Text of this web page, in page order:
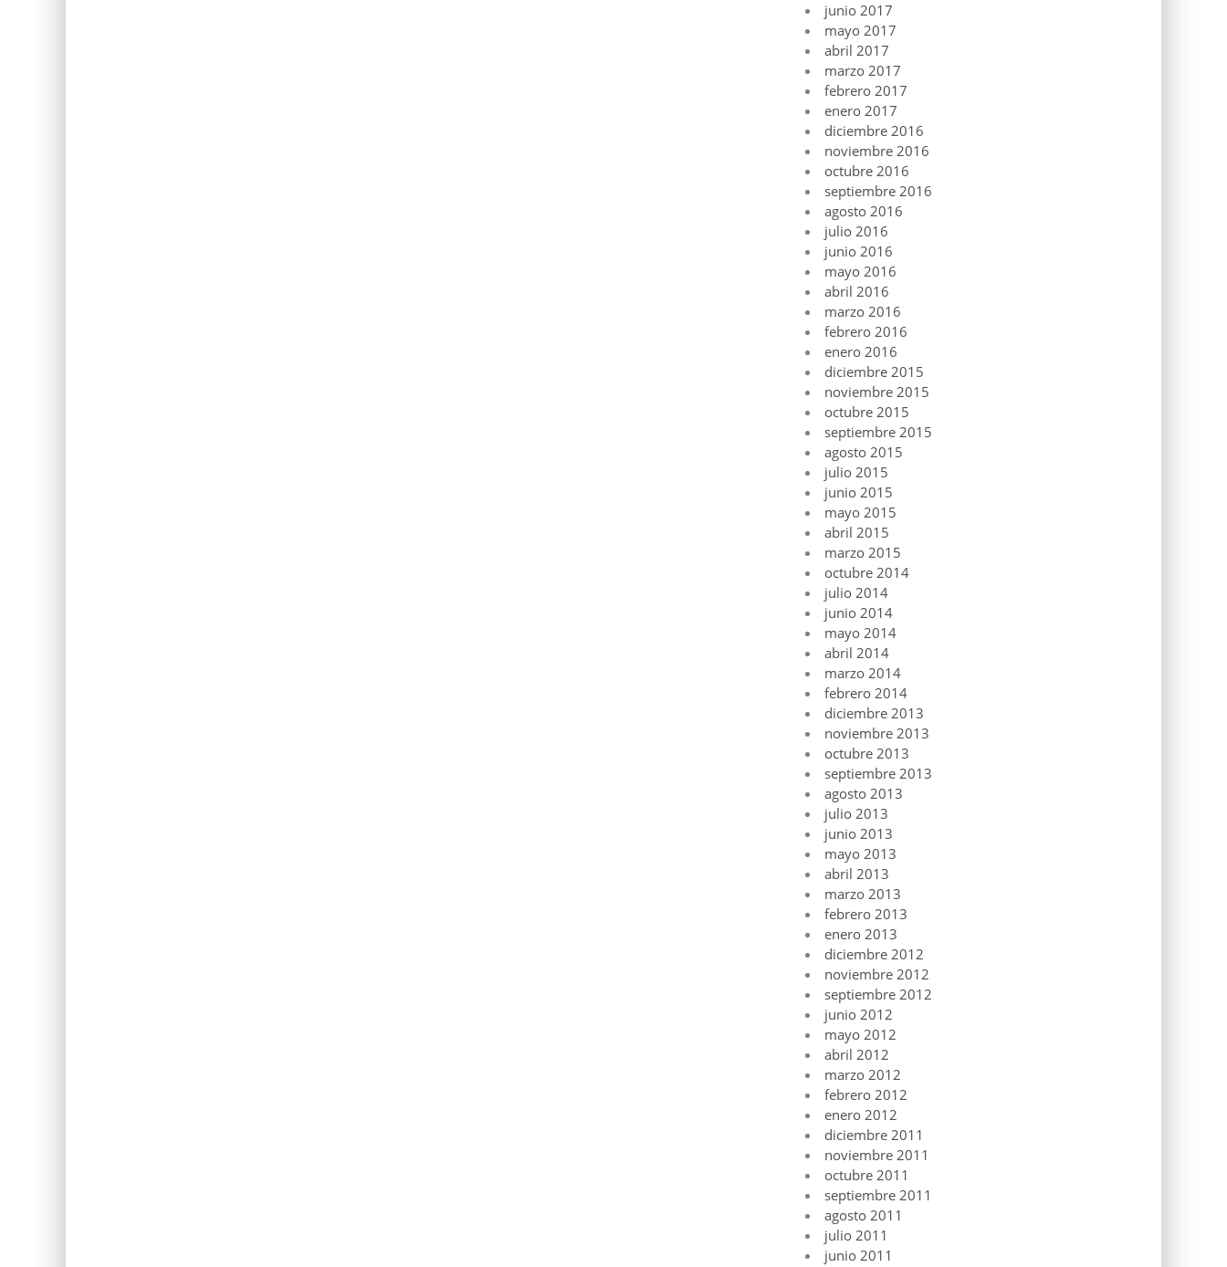
junio 2017
mayo 2017
abril 2017
marzo 2017
febrero 2017
enero 2017
diciembre 2016
noviembre 2016
octubre 2016
septiembre 2016
agosto 2016
julio 2016
junio 2016
mayo 2016
abril 2016
marzo 2016
febrero 2016
enero 2016
diciembre 2015
noviembre 2015
octubre 2015
septiembre 2015
agosto 2015
julio 2015
junio 2015
mayo 2015
abril 2015
marzo 2015
octubre 2014
julio 2014
junio 2014
mayo 2014
abril 2014
marzo 2014
febrero 2014
diciembre 2013
noviembre 2013
octubre 2013
septiembre 2013
agosto 2013
julio 2013
junio 2013
mayo 2013
abril 2013
marzo 2013
febrero 2013
enero 2013
diciembre 2012
noviembre 2012
septiembre 2012
junio 2012
mayo 2012
abril 2012
marzo 2012
febrero 2012
enero 2012
diciembre 2011
noviembre 2011
octubre 2011
septiembre 2011
agosto 2011
julio 2011
junio 2011